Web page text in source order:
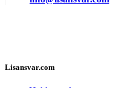
Lisansvar.com